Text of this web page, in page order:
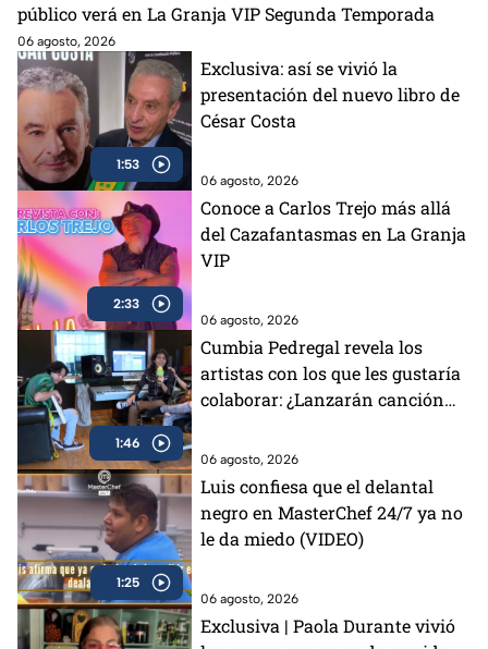
público verá en La Granja VIP Segunda Temporada
06 agosto, 2026
1:53
Exclusiva: así se vivió la
presentación del nuevo libro de
César Costa
06 agosto, 2026
2:33
Conoce a Carlos Trejo más allá
del Cazafantasmas en La Granja
VIP
06 agosto, 2026
1:46
Cumbia Pedregal revela los
artistas con los que les gustaría
colaborar: ¿Lanzarán canción
06 agosto, 2026
1:25
Luis confiesa que el delantal
negro en MasterChef 24/7 ya no
le da miedo (VIDEO)
06 agosto, 2026
Exclusiva | Paola Durante vivió